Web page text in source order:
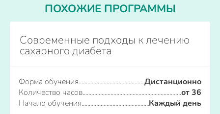
ПОХОЖИЕ ПРОГРАММЫ
Современные подходы к лечению
сахарного диабета
Форма обучения
Дистанционно
Количество часов
от 36
Начало обучения
Каждый день